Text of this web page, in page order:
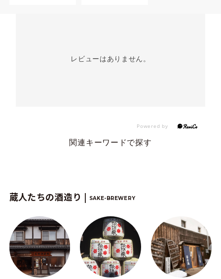
レビューはありません。
関連キーワードで探す
蔵人たちの酒造り | SAKE-BREWERY